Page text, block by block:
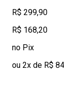
R$ 299,90
R$ 168,20
no Pix
ou 2x de R$